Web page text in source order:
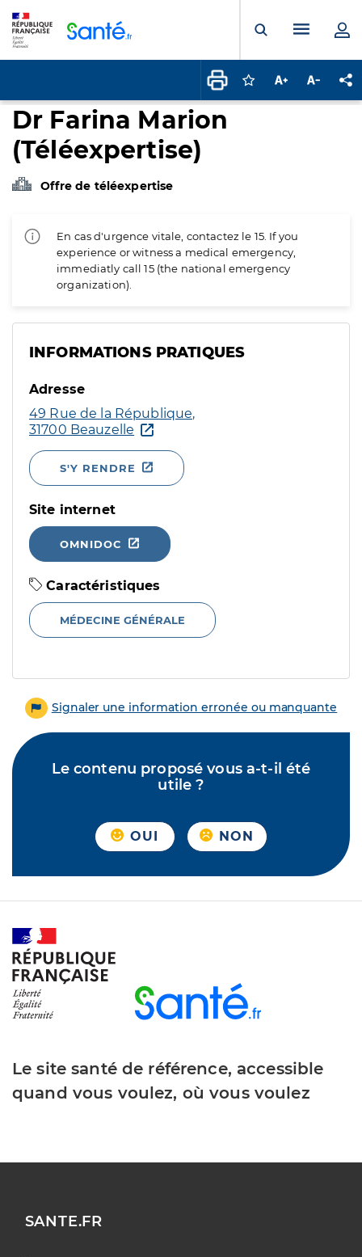
Ouvrir laMenu
Connectez-vous
Augmenter la
Dr Farina Marion
(Téléexpertise)
Offre de téléexpertise
En cas d'urgence vitale, contactez le 15. If you
experience or witness a medical emergency,
immediatly call 15 (the national emergency
organization).
INFORMATIONS PRATIQUES
Adresse
49 Rue de la République,
31700 Beauzelle
S'Y RENDRE
Site internet
OMNIDOC
Caractéristiques
MÉDECINE GÉNÉRALE
Signaler une information erronée ou manquante
Le contenu proposé vous a-t-il été
utile ?
OUI NON
Le site santé de référence, accessible
quand vous voulez, où vous voulez
SANTE.FR